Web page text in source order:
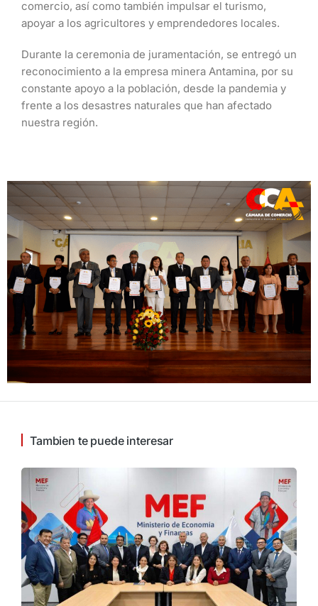
comercio, así como también impulsar el turismo,
apoyar a los agricultores y emprendedores locales.
Durante la ceremonia de juramentación, se entregó un
reconocimiento a la empresa minera Antamina, por su
constante apoyo a la población, desde la pandemia y
frente a los desastres naturales que han afectado
nuestra región.
Tambien te puede interesar